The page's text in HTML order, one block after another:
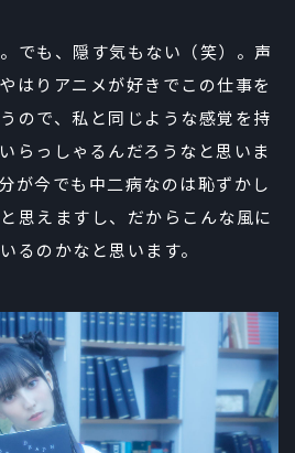
でも、隠す気もない（笑）。声
はりアニメが好きでこの仕事を
ので、私と同じような感覚を持
らっしゃるんだろうなと思いま
が今でも中二病なのは恥ずかし
思えますし、だからこんな風に
るのかなと思います。